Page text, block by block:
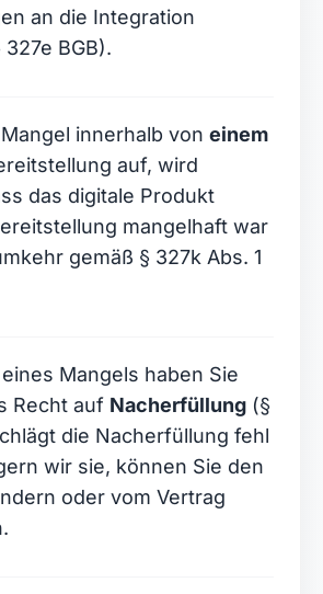
an die Integration
BGB).
innerhalb von einem
auf, wird
das digitale Produkt
mangelhaft war
gemäß § 327k Abs. 1
Mangels haben Sie
Recht auf Nacherfüllung (§
die Nacherfüllung fehl
wir sie, können Sie den
oder vom Vertrag